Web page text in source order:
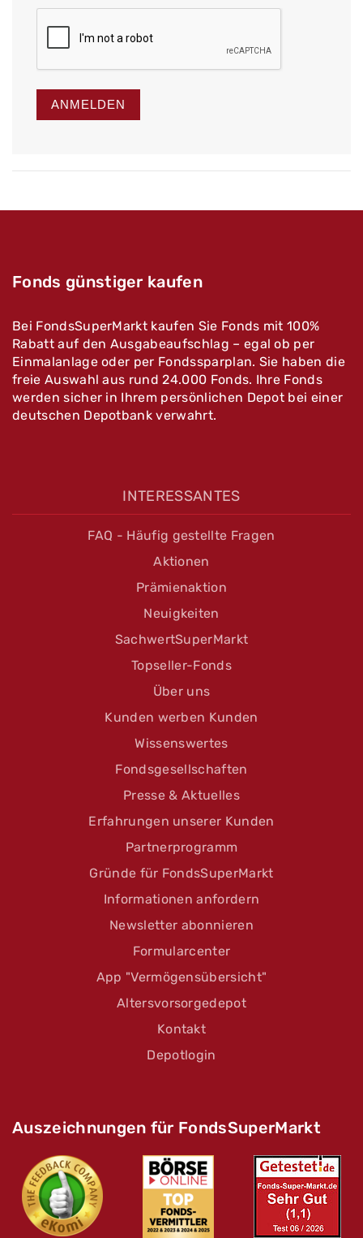
ANMELDEN
Fonds günstiger kaufen
Bei FondsSuperMarkt kaufen Sie Fonds mit 100%
Rabatt auf den Ausgabeaufschlag – egal ob per
Einmalanlage oder per Fondssparplan. Sie haben die
freie Auswahl aus rund 24.000 Fonds. Ihre Fonds
werden sicher in Ihrem persönlichen Depot bei einer
deutschen Depotbank verwahrt.
INTERESSANTES
FAQ - Häufig gestellte Fragen
Aktionen
Prämienaktion
Neuigkeiten
SachwertSuperMarkt
Topseller-Fonds
Über uns
Kunden werben Kunden
Wissenswertes
Fondsgesellschaften
Presse & Aktuelles
Erfahrungen unserer Kunden
Partnerprogramm
Gründe für FondsSuperMarkt
Informationen anfordern
Newsletter abonnieren
Formularcenter
App "Vermögensübersicht"
Altersvorsorgedepot
Kontakt
Depotlogin
Auszeichnungen für FondsSuperMarkt